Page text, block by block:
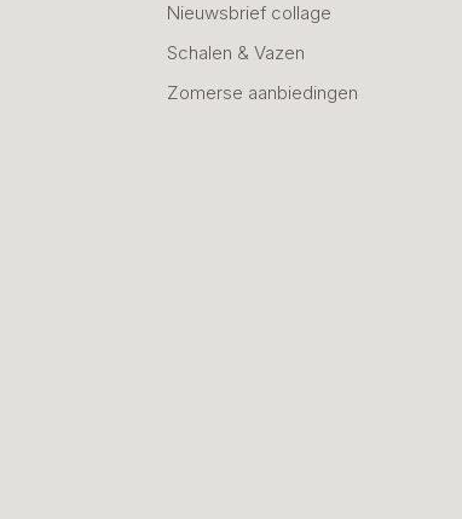
Nieuwsbrief collage
Schalen & Vazen
Zomerse aanbiedingen